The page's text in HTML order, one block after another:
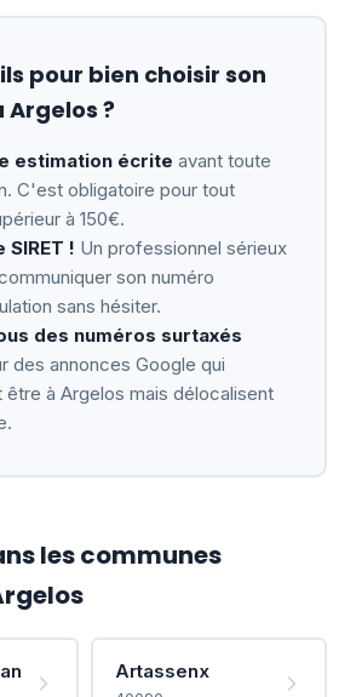
pour bien choisir son
?
estimation écrite avant toute
C'est obligatoire pour tout
à 150€.
! Un professionnel sérieux
son numéro
sans hésiter.
des numéros surtaxés
des annonces Google qui
être à Argelos mais délocalisent
les communes
Artassenx